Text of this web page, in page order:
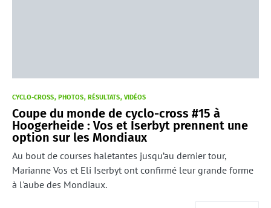
CYCLO-CROSS PHOTOS RÉSULTATS VIDÉOS
Coupe du monde de cyclo-cross #15 à
Hoogerheide : Vos et Iserbyt prennent une
option sur les Mondiaux
Au bout de courses haletantes jusqu’au dernier tour,
Marianne Vos et Eli Iserbyt ont confirmé leur grande forme
à l'aube des Mondiaux.